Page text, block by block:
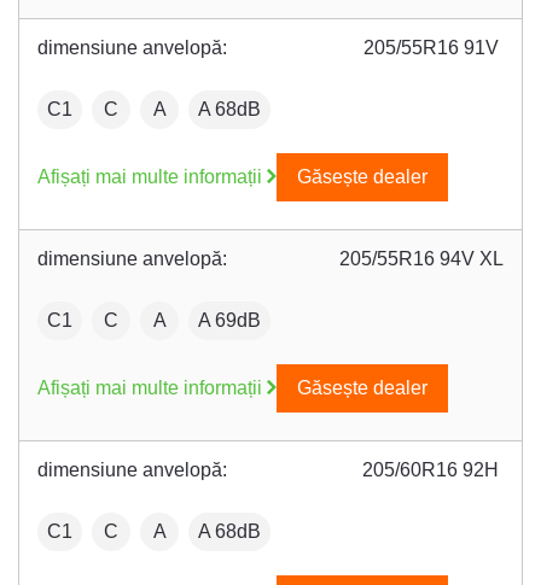
dimensiune anvelopă: 205/55R16 91V
:C1 Fuel efficiency:
C Wet grip:
A :A 68dB
Afișați mai multe informații Găsește dealer
dimensiune anvelopă: 205/55R16 94V XL
:C1 Fuel efficiency:
C Wet grip:
A :A 69dB
Afișați mai multe informații Găsește dealer
dimensiune anvelopă: 205/60R16 92H
:C1 Fuel efficiency:
C Wet grip:
A :A 68dB